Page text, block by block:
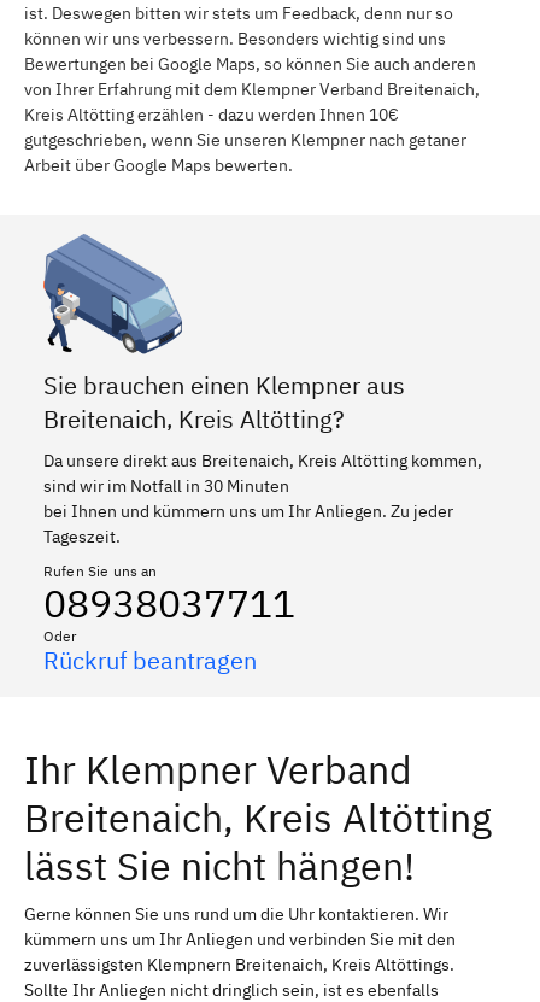
ist. Deswegen bitten wir stets um Feedback, denn nur so
können wir uns verbessern. Besonders wichtig sind uns
Bewertungen bei Google Maps, so können Sie auch anderen
von Ihrer Erfahrung mit dem Klempner Verband Breitenaich,
Kreis Altötting erzählen - dazu werden Ihnen 10€
gutgeschrieben, wenn Sie unseren Klempner nach getaner
Arbeit über Google Maps bewerten.
Sie brauchen einen Klempner aus
Breitenaich, Kreis Altötting?
Da unsere direkt aus Breitenaich, Kreis Altötting kommen,
sind wir im Notfall in 30 Minuten
bei Ihnen und kümmern uns um Ihr Anliegen. Zu jeder
Tageszeit.
Rufen Sie uns an
08938037711
Oder
Rückruf beantragen
Ihr Klempner Verband
Breitenaich, Kreis Altötting
lässt Sie nicht hängen!
Gerne können Sie uns rund um die Uhr kontaktieren. Wir
kümmern uns um Ihr Anliegen und verbinden Sie mit den
zuverlässigsten Klempnern Breitenaich, Kreis Altöttings.
Sollte Ihr Anliegen nicht dringlich sein, ist es ebenfalls